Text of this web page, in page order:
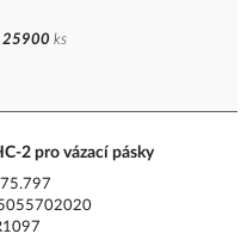
25900 ks
2 pro vázací pásky